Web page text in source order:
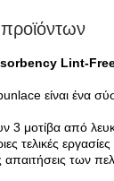
Lint-
είναι ένα
3 μοτίβα από
τελικές
των